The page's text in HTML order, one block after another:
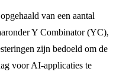
van een aantal
Y Combinator (YC),
zijn bedoeld om de
voor AI-applicaties te